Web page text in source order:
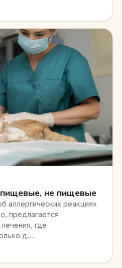
не пищевые
аллергических реакциях
предлагается
где
д…